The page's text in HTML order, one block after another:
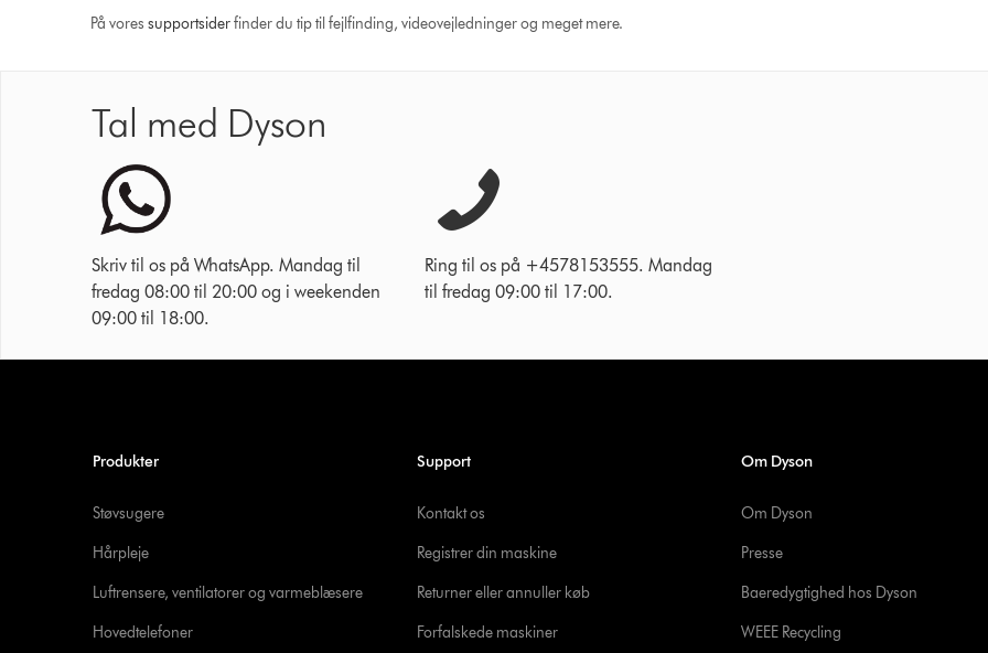
På voressupport­siderfinder du tip til fejlfinding, video­vejledninger og meget mere.
Tal med Dyson
Skriv til os på WhatsApp. Mandag til
fredag 08:00 til 20:00 og i weekenden
09:00 til 18:00.
Ring til os på +4578153555. Mandag
til fredag 09:00 til 17:00.
Produkter
Støvsugere
Hårpleje
Luftrensere, ventilatorer og varmeblæsere
Hovedtelefoner
Support
Kontakt os
Registrer din maskine
Returner eller annuller køb
Forfalskede maskiner
Om Dyson
Om Dyson
Presse
Baeredygtighed hos Dyson
WEEE Recycling